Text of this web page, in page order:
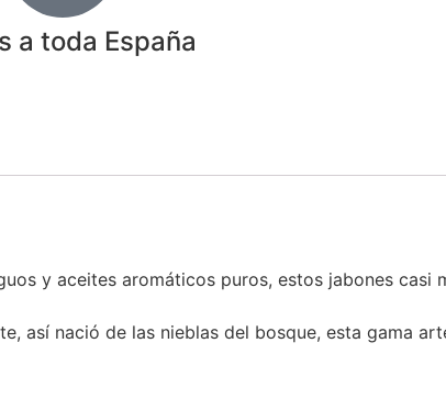
a toda España
y aceites aromáticos puros, estos jabones
así nació de las nieblas del bosque, esta gama